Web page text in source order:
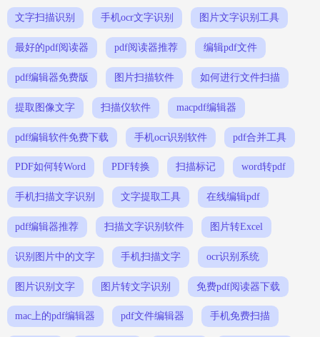
文字扫描识别 手机ocr文字识别 图片文字识别工具
最好的pdf阅读器 pdf阅读器推荐 编辑pdf文件
pdf编辑器免费版 图片扫描软件 如何进行文件扫描
提取图像文字 扫描仪软件 macpdf编辑器
pdf编辑软件免费下载 手机ocr识别软件 pdf合并工具
PDF如何转Word PDF转换 扫描标记 word转pdf
手机扫描文字识别 文字提取工具 在线编辑pdf
pdf编辑器推荐 扫描文字识别软件 图片转Excel
识别图片中的文字 手机扫描文字 ocr识别系统
图片识别文字 图片转文字识别 免费pdf阅读器下载
mac上的pdf编辑器 pdf文件编辑器 手机免费扫描